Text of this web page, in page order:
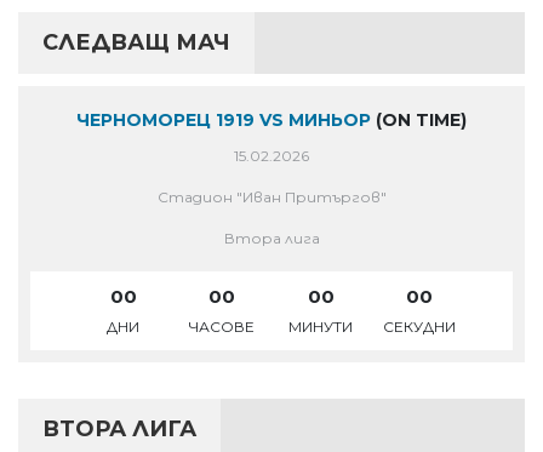
СЛЕДВАЩ МАЧ
ЧЕРНОМОРЕЦ 1919 VS МИНЬОР (ON TIME)
15.02.2026
Стадион "Иван Притъргов"
Втора лига
00
ДНИ
00
ЧАСОВЕ
00
МИНУТИ
00
СЕКУДНИ
ВТОРА ЛИГА